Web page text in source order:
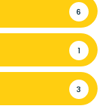
6
1
3